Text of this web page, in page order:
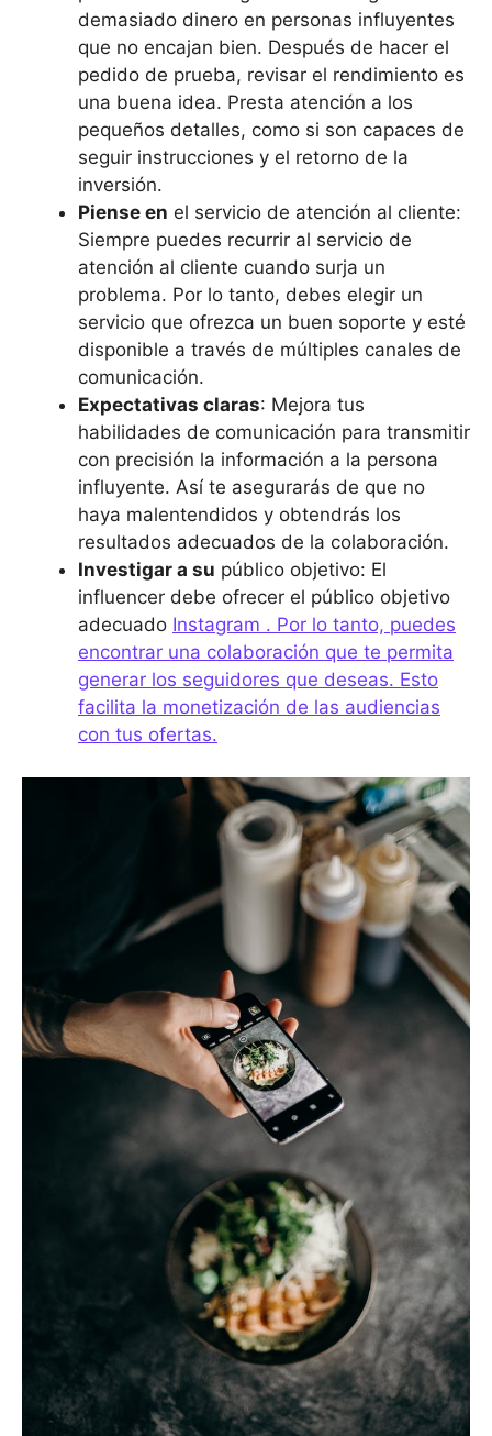
demasiado dinero en personas influyentes
que no encajan bien. Después de hacer el
pedido de prueba, revisar el rendimiento es
una buena idea. Presta atención a los
pequeños detalles, como si son capaces de
seguir instrucciones y el retorno de la
inversión.
Piense en el servicio de atención al cliente:
Siempre puedes recurrir al servicio de
atención al cliente cuando surja un
problema. Por lo tanto, debes elegir un
servicio que ofrezca un buen soporte y esté
disponible a través de múltiples canales de
comunicación.
Expectativas claras: Mejora tus
habilidades de comunicación para transmitir
con precisión la información a la persona
influyente. Así te asegurarás de que no
haya malentendidos y obtendrás los
resultados adecuados de la colaboración.
Investigar a su público objetivo: El
influencer debe ofrecer el público objetivo
adecuado Instagram . Por lo tanto, puedes
encontrar una colaboración que te permita
generar los seguidores que deseas. Esto
facilita la monetización de las audiencias
con tus ofertas.